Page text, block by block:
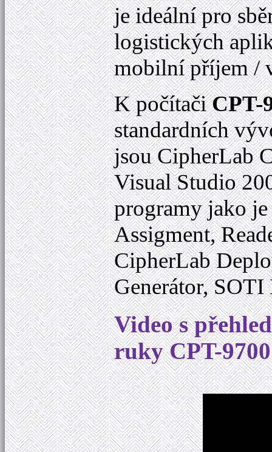
je ideální pro
logistických
mobilní příjem /
K počítačiCPT-
standardních
jsou CipherLab
Visual Studio
programy jako
Assigment,
CipherLab
Generátor,
Video s
ruky CPT-